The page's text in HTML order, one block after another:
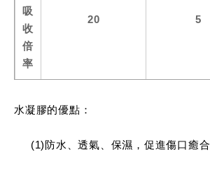
吸
收
倍
率
20 5
水凝膠的優點：
(1)防水、透氣、保濕，促進傷口癒合